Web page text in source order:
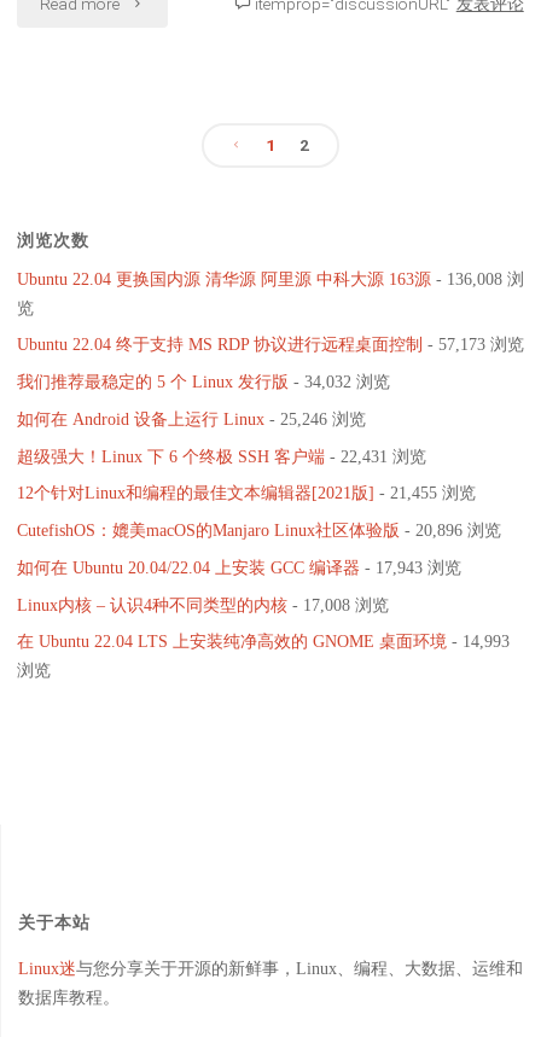
安
装
OpenCV"
页
1 2
浏览次数
Ubuntu 22.04 更换国内源 清华源 阿里源 中科大源 163源- 136,008 浏
览
Ubuntu 22.04 终于支持 MS RDP 协议进行远程桌面控制 - 57,173 浏览
我们推荐最稳定的 5 个 Linux 发行版 - 34,032 浏览
如何在 Android 设备上运行 Linux- 25,246 浏览
超级强大！Linux 下 6 个终极 SSH 客户端- 22,431 浏览
12个针对Linux和编程的最佳文本编辑器[2021版] - 21,455 浏览
CutefishOS：媲美macOS的Manjaro Linux社区体验版 - 20,896 浏览
如何在 Ubuntu 20.04/22.04 上安装 GCC 编译器 - 17,943 浏览
Linux内核 – 认识4种不同类型的内核- 17,008 浏览
在 Ubuntu 22.04 LTS 上安装纯净高效的 GNOME 桌面环境- 14,993
浏览
关于本站
Linux迷与您分享关于开源的新鲜事，Linux、编程、大数据、运维和
数据库教程。